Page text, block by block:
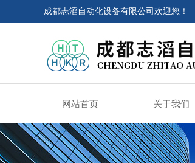
成都志滔自动化设备有限公司欢迎您！
网站首页 关于我们